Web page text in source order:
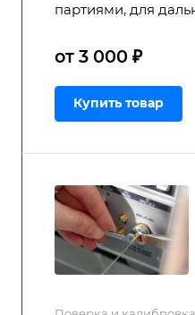
партиями, для
от 3 000 ₽
Купить товар